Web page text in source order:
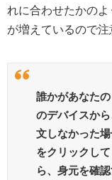
れに合わせたかの
が増えているので注
誰かがあなた
のデバイスか
文しなかった
をクリックし
ら、身元を確